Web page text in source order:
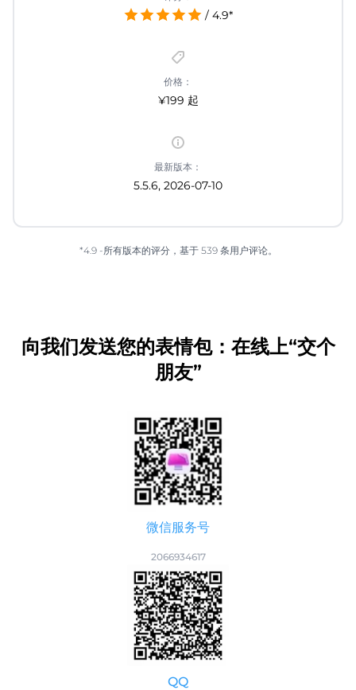
/ 4.9*
价格：
¥199 起
最新版本：
5.5.6, 2026-07-10
*4.9 -所有版本的评分，基于 539 条用户评论。
向我们发送您的表情包：在线上“交个
朋友”
微信服务号
2066934617
QQ